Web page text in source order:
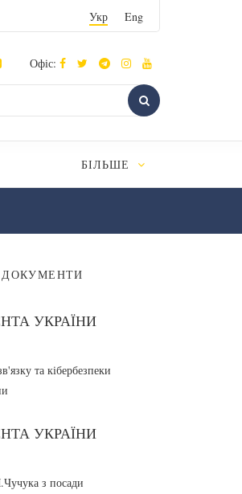
Укр Eng
Офіс:
БІЛЬШЕ
ДОКУМЕНТИ
УКРАЇНИ
та кібербезпеки
УКРАЇНИ
з посади